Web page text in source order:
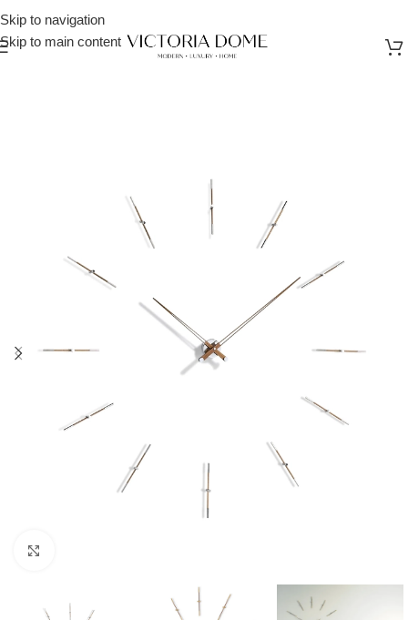
Skip to navigation
Skip to main content